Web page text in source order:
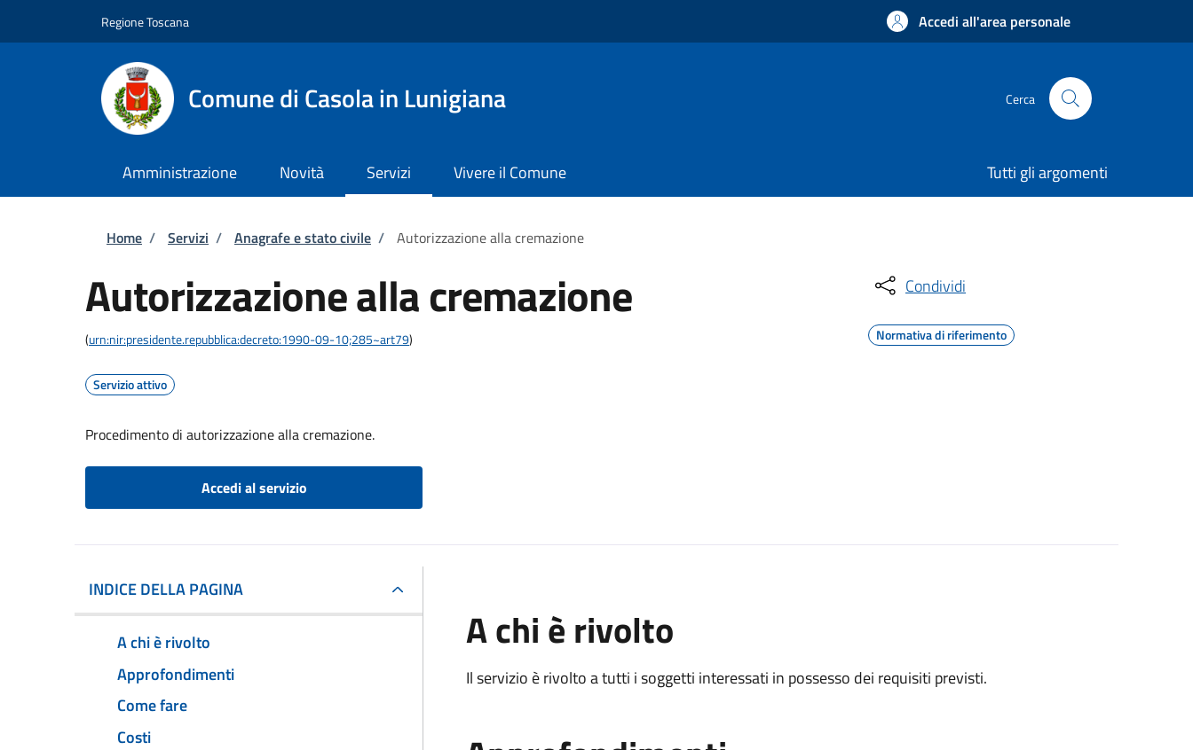
Regione Toscana Accedi all'area personale
Comune di Casola in Lunigiana Cerca
Amministrazione Novità Servizi Vivere il Comune Tutti gli argomenti
Briciole di pane
Home / Servizi / Anagrafe e stato civile / Autorizzazione alla cremazione
Autorizzazione alla cremazione
(urn:nir:presidente.repubblica:decreto:1990-09-10;285~art79)
Servizio attivo
Procedimento di autorizzazione alla cremazione.
Accedi al servizio
Condividi
Normativa di riferimento
INDICE DELLA PAGINA
A chi è rivolto
Approfondimenti
Come fare
Costi
A chi è rivolto
Il servizio è rivolto a tutti i soggetti interessati in possesso dei requisiti previsti.